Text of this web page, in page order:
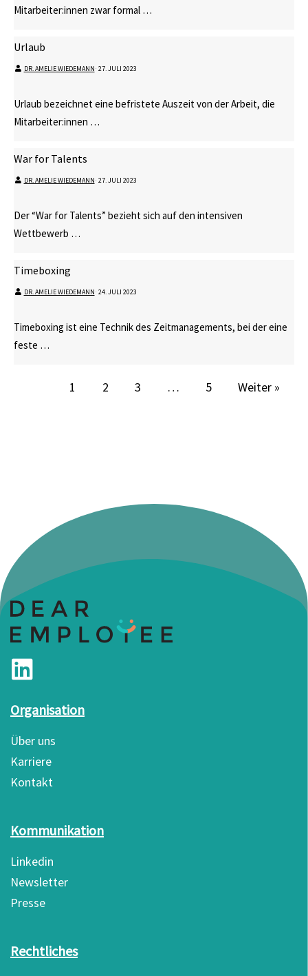
Mitarbeiter:innen zwar formal …
Urlaub
DR. AMELIE WIEDEMANN⋅ 27. JULI 2023
Urlaub bezeichnet eine befristete Auszeit von der Arbeit, die
Mitarbeiter:innen …
War for Talents
DR. AMELIE WIEDEMANN⋅ 27. JULI 2023
Der “War for Talents” bezieht sich auf den intensiven
Wettbewerb …
Timeboxing
DR. AMELIE WIEDEMANN⋅ 24. JULI 2023
Timeboxing ist eine Technik des Zeitmanagements, bei der eine
feste …
1 2 3 … 5 Weiter »
Organisation
Über uns
Karriere
Kontakt
Kommunikation
Linkedin
Newsletter
Presse
Rechtliches